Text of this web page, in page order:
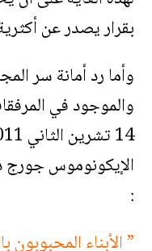
بقرار يصدر عن
وأما رد أمانة سر
والموجود في
الإيكونوموس جورج
:
” الأبناء